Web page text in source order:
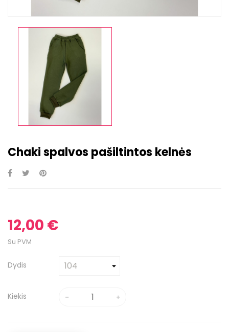
Chaki spalvos pašiltintos kelnės
12,00 €
Su PVM
Dydis
Kiekis